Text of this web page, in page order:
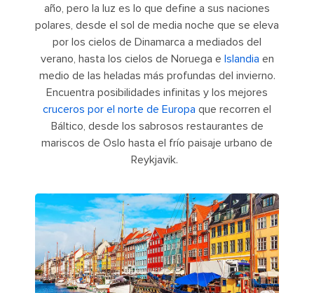
año, pero la luz es lo que define a sus naciones
polares, desde el sol de media noche que se eleva
por los cielos de Dinamarca a mediados del
verano, hasta los cielos de Noruega e Islandia en
medio de las heladas más profundas del invierno.
Encuentra posibilidades infinitas y los mejores
cruceros por el norte de Europa que recorren el
Báltico, desde los sabrosos restaurantes de
mariscos de Oslo hasta el frío paisaje urbano de
Reykjavik.